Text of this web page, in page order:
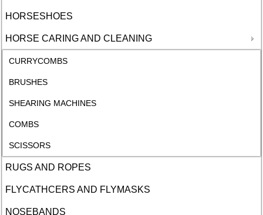
HORSESHOES
HORSE CARING AND CLEANING
CURRYCOMBS
BRUSHES
SHEARING MACHINES
COMBS
SCISSORS
RUGS AND ROPES
FLYCATHCERS AND FLYMASKS
NOSEBANDS